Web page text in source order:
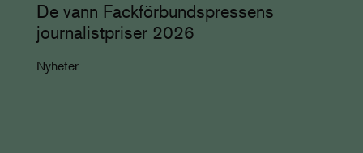
De vann Fackförbundspressens
journalistpriser 2026
Nyheter